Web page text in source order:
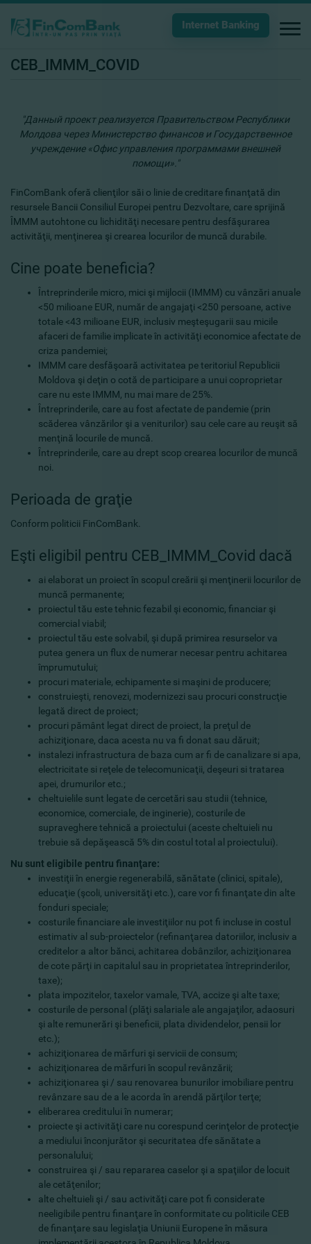
Internet Banking
CEB_IMMM_COVID
"Данный проект реализуется Правительством Республики
Молдова через Министерство финансов и Государственное
учреждение «Офис управления программами внешней
помощи»."
FinComBank oferă clienţilor săi o linie de creditare finanţată din
resursele Bancii Consiliul Europei pentru Dezvoltare, care sprijină
ÎMMM autohtone cu lichidităţi necesare pentru desfăşurarea
activităţii, menţinerea şi crearea locurilor de muncă durabile.
Cine poate beneficia?
Întreprinderile micro, mici şi mijlocii (IMMM) cu vânzări anuale
<50 milioane EUR, număr de angajaţi <250 persoane, active
totale <43 milioane EUR, inclusiv meşteşugarii sau micile
afaceri de familie implicate în activităţi economice afectate de
criza pandemiei;
IMMM care desfăşoară activitatea pe teritoriul Republicii
Moldova şi deţin o cotă de participare a unui coproprietar
care nu este IMMM, nu mai mare de 25%.
Întreprinderile, care au fost afectate de pandemie (prin
scăderea vânzărilor şi a veniturilor) sau cele care au reuşit să
menţină locurile de muncă.
Întreprinderile, care au drept scop crearea locurilor de muncă
noi.
Perioada de graţie
Conform politicii FinComBank.
Eşti eligibil pentru CEB_IMMM_Covid dacă
ai elaborat un proiect în scopul creării şi menţinerii locurilor de
muncă permanente;
proiectul tău este tehnic fezabil şi economic, financiar şi
comercial viabil;
proiectul tău este solvabil, şi după primirea resurselor va
putea genera un flux de numerar necesar pentru achitarea
împrumutului;
procuri materiale, echipamente si maşini de producere;
construieşti, renovezi, modernizezi sau procuri construcţie
legată direct de proiect;
procuri pământ legat direct de proiect, la preţul de
achiziţionare, daca acesta nu va fi donat sau dăruit;
instalezi infrastructura de baza cum ar fi de canalizare si apa,
electricitate si reţele de telecomunicaţii, deşeuri si tratarea
apei, drumurilor etc.;
cheltuielile sunt legate de cercetări sau studii (tehnice,
economice, comerciale, de inginerie), costurile de
supraveghere tehnică a proiectului (aceste cheltuieli nu
trebuie să depăşească 5% din costul total al proiectului).
Nu sunt eligibile pentru finanţare:
investiţii în energie regenerabilă, sănătate (clinici, spitale),
educaţie (şcoli, universităţi etc.), care vor fi finanţate din alte
fonduri speciale;
costurile financiare ale investiţiilor nu pot fi incluse in costul
estimativ al sub-proiectelor (refinanţarea datoriilor, inclusiv a
creditelor a altor bănci, achitarea dobânzilor, achiziţionarea
de cote părţi in capitalul sau in proprietatea întreprinderilor,
taxe);
plata impozitelor, taxelor vamale, TVA, accize şi alte taxe;
costurile de personal (plăţi salariale ale angajaţilor, adaosuri
şi alte remunerări şi beneficii, plata dividendelor, pensii lor
etc.);
achiziţionarea de mărfuri şi servicii de consum;
achiziţionarea de mărfuri în scopul revânzării;
achiziţionarea şi / sau renovarea bunurilor imobiliare pentru
revânzare sau de a le acorda în arendă părţilor terţe;
eliberarea creditului în numerar;
proiecte şi activităţi care nu corespund cerinţelor de protecţie
a mediului înconjurător şi securitatea dfe sănătate a
personalului;
construirea şi / sau repararea caselor şi a spaţiilor de locuit
ale cetăţenilor;
alte cheltuieli şi / sau activităţi care pot fi considerate
neeligibile pentru finanţare în conformitate cu politicile CEB
de finanţare sau legislaţia Uniunii Europene în măsura